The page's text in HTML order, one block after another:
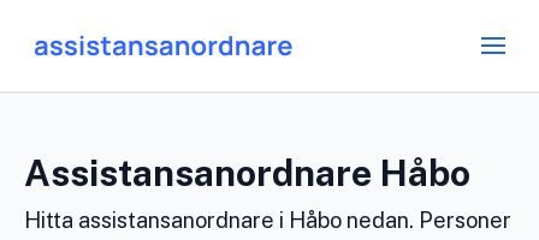
Assistansanordnare Håbo
Hitta assistansanordnare i Håbo nedan. Personer